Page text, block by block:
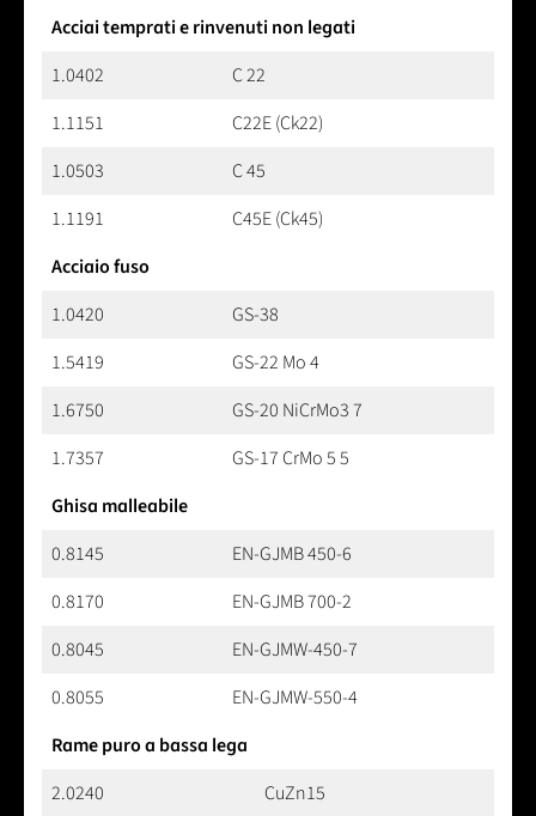
Acciai temprati e rinvenuti non legati
1.0402
C 22
1.1151
C22E (Ck22)
1.0503
C 45
1.1191
C45E (Ck45)
Acciaio fuso
1.0420
GS-38
1.5419
GS-22 Mo 4
1.6750
GS-20 NiCrMo3 7
1.7357
GS-17 CrMo 5 5
Ghisa malleabile
0.8145
EN-GJMB 450-6
0.8170
EN-GJMB 700-2
0.8045
EN-GJMW-450-7
0.8055
EN-GJMW-550-4
Rame puro a bassa lega
2.0240
CuZn15